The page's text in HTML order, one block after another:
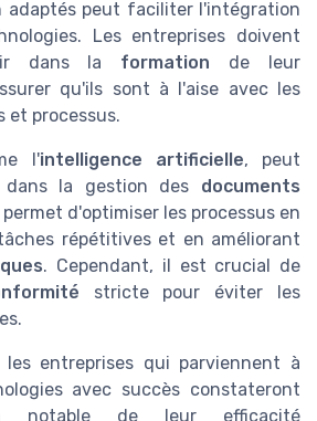
adaptés peut faciliter l'intégration
Les entreprises doivent
dans la formation de leur
qu'ils sont à l'aise avec les
et processus.
l'intelligence artificielle, peut
la gestion des documents
permet d'optimiser les processus en
répétitives et en améliorant
. Cependant, il est crucial de
stricte pour éviter les
entreprises qui parviennent à
avec succès constateront
notable de leur efficacité